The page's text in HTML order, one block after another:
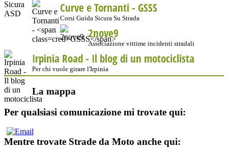
Curve e Tornanti - GSSS
Corsi Guida Sicura Su Strada
2nove9
Associazione vittime incidenti stradali
Irpinia Road - Il blog di un motociclista
Per chi vuole girare l'Irpinia
La mappa
Per qualsiasi comunicazione mi trovate qui:
Mentre trovate Strade da Moto anche qui: